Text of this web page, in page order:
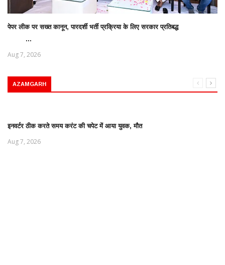
पेपर लीक पर सख्त कानून, पारदर्शी भर्ती प्रक्रिया के लिए सरकार प्रतिबद्ध
...
Aug 7, 2026
AZAMGARH
इनवर्टर ठीक करते समय करंट की चपेट में आया युवक, मौत
Aug 7, 2026